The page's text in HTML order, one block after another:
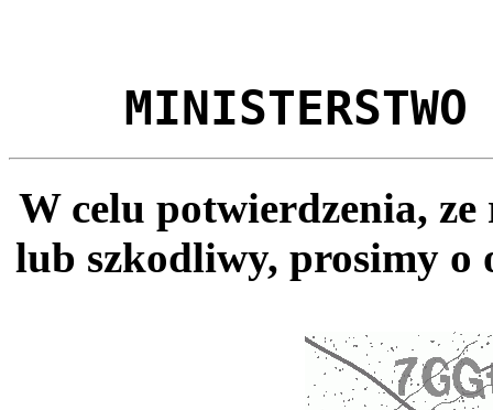
MINISTERSTWO
W celu potwierdzenia,
lub szkodliwy, prosimy o